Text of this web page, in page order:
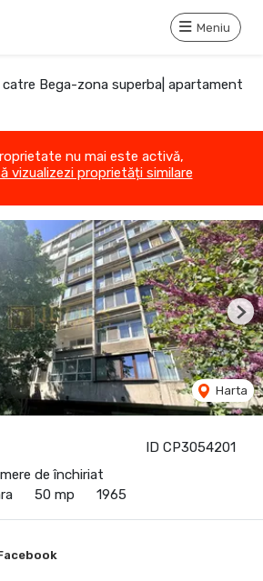
Meniu
catre Bega-zona superba| apartament
nu mai este activă,
vizualizezi proprietăți similare
ID CP3054201
de închiriat
50 mp 1965
Harta